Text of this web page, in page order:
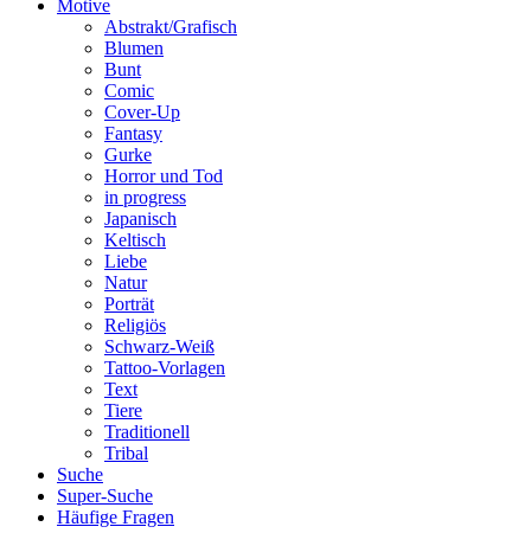
Motive
Abstrakt/Grafisch
Blumen
Bunt
Comic
Cover-Up
Fantasy
Gurke
Horror und Tod
in progress
Japanisch
Keltisch
Liebe
Natur
Porträt
Religiös
Schwarz-Weiß
Tattoo-Vorlagen
Text
Tiere
Traditionell
Tribal
Suche
Super-Suche
Häufige Fragen